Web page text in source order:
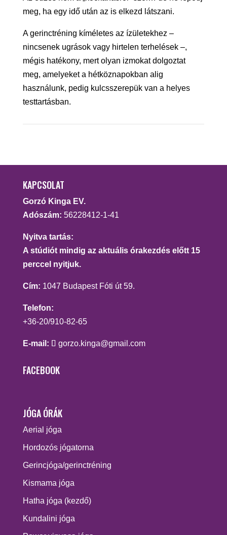
meg, ha egy idő után az is elkezd látszani.
A gerinctréning kíméletes az ízületekhez –
nincsenek ugrások vagy hirtelen terhelések –,
mégis hatékony, mert olyan izmokat dolgoztat
meg, amelyeket a hétköznapokban alig
használunk, pedig kulcsszerepük van a helyes
testtartásban.
KAPCSOLAT
Gorzó Kinga EV.
Adószám: 56228412-1-41
Nyitva tartás:
A stúdiót mindig az aktuális órakezdés előtt 15
perccel nyitjuk.
Cím: 1047 Budapest Fóti út 59.
Telefon:
+36-20/910-82-65
E-mail: gorzo.kinga@gmail.com
FACEBOOK
JÓGA ÓRÁK
Aerial jóga
Hordozós jógatorna
Gerincjóga/gerinctréning
Kismama jóga
Hatha jóga (kezdő)
Kundalini jóga